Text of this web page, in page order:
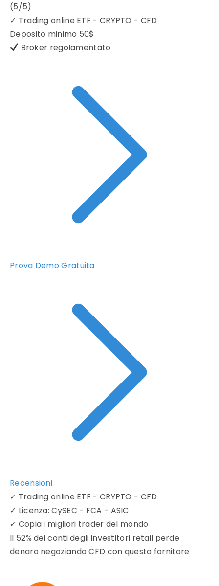
(5/5)
✓ Trading online ETF - CRYPTO - CFD
Deposito minimo 50$
Broker regolamentato
Prova Demo Gratuita
Recensioni
✓ Trading online ETF - CRYPTO - CFD
✓ Licenza: CySEC - FCA - ASIC
✓ Copia i migliori trader del mondo
Il 52% dei conti degli investitori retail perde
denaro negoziando CFD con questo fornitore